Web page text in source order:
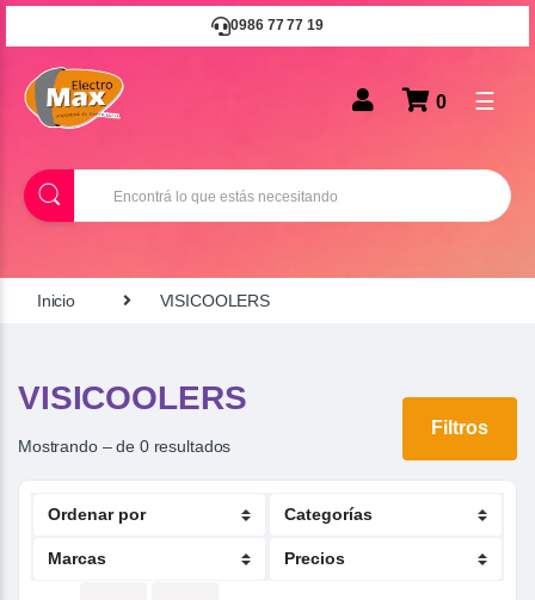
0986 77 77 19
B
u
0 ☰
Inicio VISICOOLERS
VISICOOLERS
Mostrando – de 0 resultados
Filtros